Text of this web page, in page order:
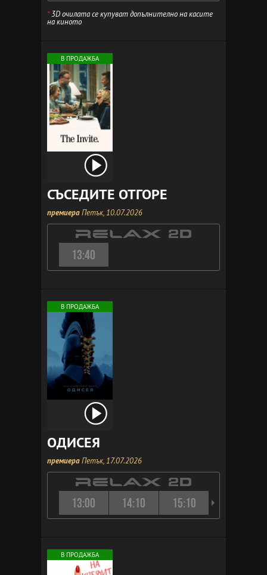
*3D очилата се купуват допълнително на касите
на киното
В ПРОДАЖБА
СЪСЕДИТЕ ОТГОРЕ
премиераПетък, 10.07.2026
13:40
В ПРОДАЖБА
ОДИСЕЯ
премиераПетък, 17.07.2026
13:00 14:10 15:10
В ПРОДАЖБА